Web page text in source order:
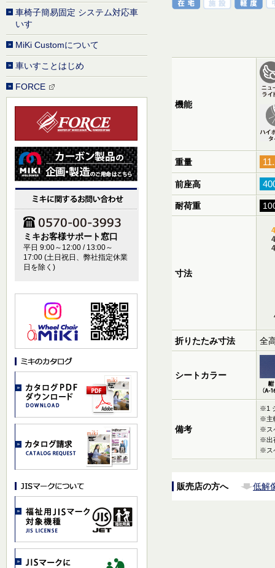
機能
重量
前座高
耐荷重
寸法
折りたたみ寸法 全
シートカラー
備考
※1
※主
※ス
※出
※ス
販売店の方へ 低解
車椅子簡易固定 システム対応車
いす
MiKi Customについて
車いすことはじめ
FORCE
ミキお客様サポート窓口
平日 9:00～12:00 / 13:00～
17:00 (土日祝日、弊社指定休業
日を除く)